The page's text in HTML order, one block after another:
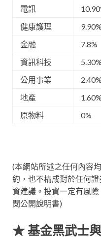
電訊
健康護理
9.90%
金融
7.8%
資訊科技
5.30%
公用事業
2.40%
地產
1.60%
原物料
0%
(本網站所述之任何內容
約，也不構成對於任何
資建議。投資一定有風
閱公開說明書)
★ 基金黑武士